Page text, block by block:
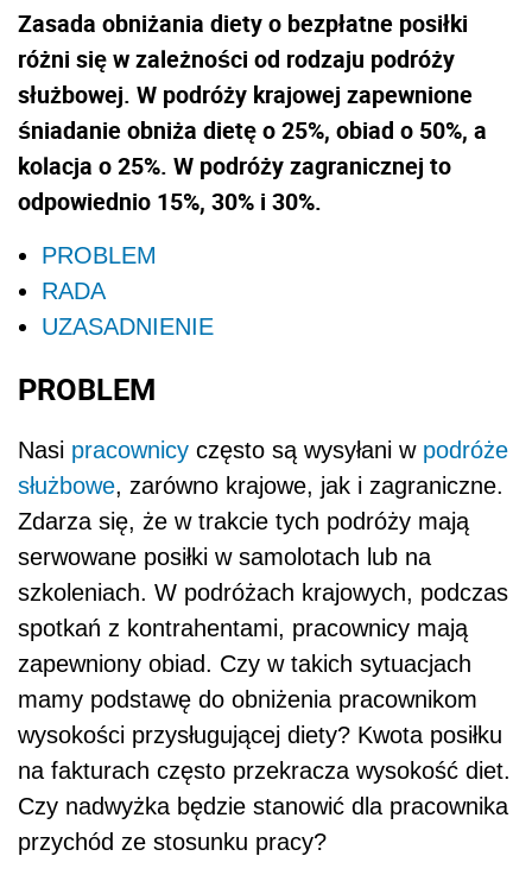
Zasada obniżania diety o bezpłatne posiłki
różni się w zależności od rodzaju podróży
służbowej. W podróży krajowej zapewnione
śniadanie obniża dietę o 25%, obiad o 50%, a
kolacja o 25%. W podróży zagranicznej to
odpowiednio 15%, 30% i 30%.
PROBLEM
RADA
UZASADNIENIE
PROBLEM
Nasi pracownicy często są wysyłani w podróże
służbowe, zarówno krajowe, jak i zagraniczne.
Zdarza się, że w trakcie tych podróży mają
serwowane posiłki w samolotach lub na
szkoleniach. W podróżach krajowych, podczas
spotkań z kontrahentami, pracownicy mają
zapewniony obiad. Czy w takich sytuacjach
mamy podstawę do obniżenia pracownikom
wysokości przysługującej diety? Kwota posiłku
na fakturach często przekracza wysokość diet.
Czy nadwyżka będzie stanowić dla pracownika
przychód ze stosunku pracy?